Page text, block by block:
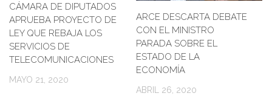
CÁMARA DE DIPUTADOS
APRUEBA PROYECTO DE
LEY QUE REBAJA LOS
SERVICIOS DE
TELECOMUNICACIONES
MAYO 21, 2020
ARCE DESCARTA DEBATE
CON EL MINISTRO
PARADA SOBRE EL
ESTADO DE LA
ECONOMÍA
ABRIL 26, 2020